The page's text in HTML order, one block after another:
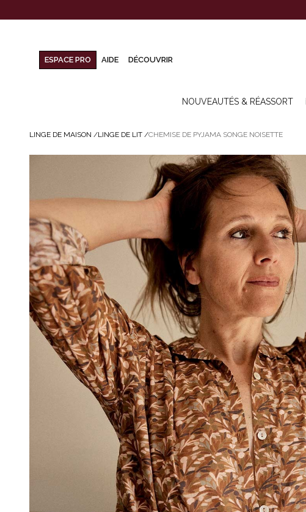
ESPACE PRO AIDE DÉCOUVRIR
NOUVEAUTÉS & RÉASSORT
LINGE DE MAISON /LINGE DE LIT /CHEMISE DE PYJAMA SONGE NOISETTE